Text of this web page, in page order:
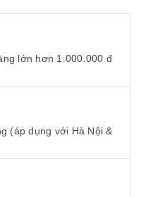
lớn hơn 1.000.000 đ
(áp dụng với Hà Nội &